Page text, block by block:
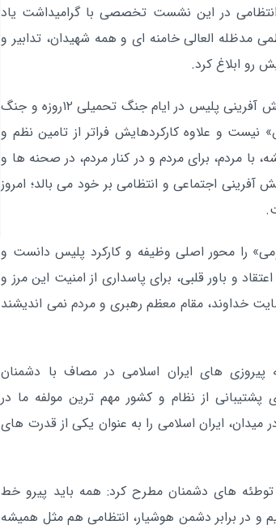
در این نشست تخصصی با گرامیداشت یاد
مدظله العالی خامنه ای و همه شهیدان، تدابیر و
رو ابلاغ کرد.
جانشین فرمانده کل انتظامی با اشاره به نقش آفرینی پلیس در ایام جنگ تحمیلی ۱۲روزه و جنگ
نیست و علاوه کارکردهایش فراتر از تامین نظم و
مردم، برای مردم و در کنار مردم، در صحنه ها و
اجتماعی و انتظامی بر خود می بالد؛ امروز
را محور اصلی وظیفه و کارکرد پلیس دانست و
و باور قلبی، برای پاسداری از امنیت این مرز و
خداوند، مقام معظم رهبری و مردم نمی اندیشند
پیروزی های ایران اسلامی در مصاف با دشمنان
از نظام و کشور مهم ترین مولفه ما در
ایران اسلامی را به عنوان یکی از قدرت های
توطئه های دشمنان مطرح کرد: همه باید پیرو خط
و در برابر دشمن هوشیار، انتظامی هم مثل همیشه